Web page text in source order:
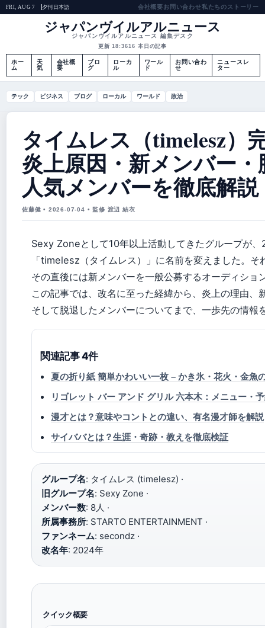
FRI, AUG 7 夕刊 日本語 会社概要お問い合わせ私たちのストーリー
ジャパンヴイルアルニュース
ジャパンヴイルアルニュース 編集デスク
更新 18:3616 本日の記事
ホー
ム
天
気
会社概
要
ブロ
グ
ローカ
ル
ワール
ド
お問い合わ
せ
ニュースレ
ター
テック ビジネス ブログ ローカル ワールド 政治
タイムレス（timelesz）
炎上原因・新メンバー・
人気メンバーを徹底解説
佐藤健 • 2026-07-04 • 監修 渡辺 結衣
Sexy Zoneとして10年以上活動してきたグループが
「timelesz（タイムレス）」に名前を変えました。そ
その直後には新メンバーを一般公募するオーディショ
この記事では、改名に至った経緯から、炎上の理由、
そして脱退したメンバーについてまで、一歩先の情報
関連記事 4件
夏の折り紙 簡単かわいい一枚 – かき氷・花火・金魚
リゴレット バー アンド グリル 六本木：メニュー・
漫才とは？意味やコントとの違い、有名漫才師を解説
サイババとは？生涯・奇跡・教えを徹底検証
グループ名: タイムレス (timelesz) ·
旧グループ名: Sexy Zone ·
メンバー数: 8人 ·
所属事務所: STARTO ENTERTAINMENT ·
ファンネーム: secondz ·
改名年: 2024年
クイック概要